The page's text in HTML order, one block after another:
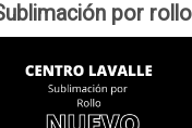
por rollo